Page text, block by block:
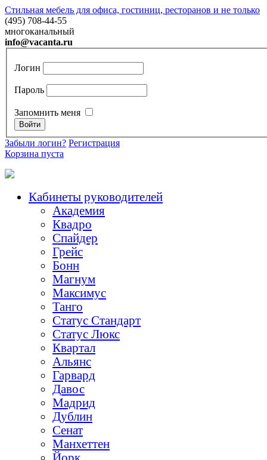
Стильная мебель для офиса, гостиниц, ресторанов и не только
(495) 708-44-55
многоканальный
info@vacanta.ru
Логин
Пароль
Запомнить меня
Забыли логин? Регистрация
Корзина пуста
Кабинеты руководителей
Академия
Квадро
Спайдер
Грейc
Бонн
Магнум
Максимус
Танго
Статус Стандарт
Статус Люкс
Квартал
Альянс
Гарвард
Давос
Мадрид
Дублин
Сенат
Манхеттен
Йорк